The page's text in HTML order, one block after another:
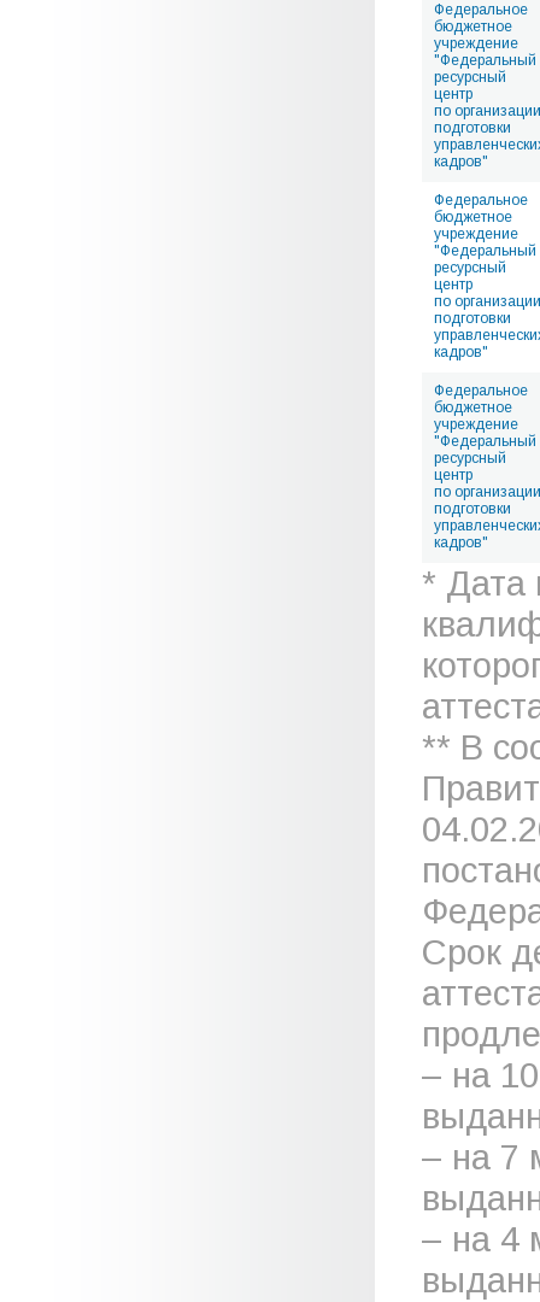
Федеральное
бюджетное
учреждение
"Федеральный
ресурсный
центр
по организации
подготовки
кадров"
Федеральное
бюджетное
учреждение
"Федеральный
ресурсный
центр
по организации
подготовки
кадров"
Федеральное
бюджетное
учреждение
"Федеральный
ресурсный
центр
по организации
подготовки
кадров"
* Дата
** В
Срок
– на
– на 7
– на 4